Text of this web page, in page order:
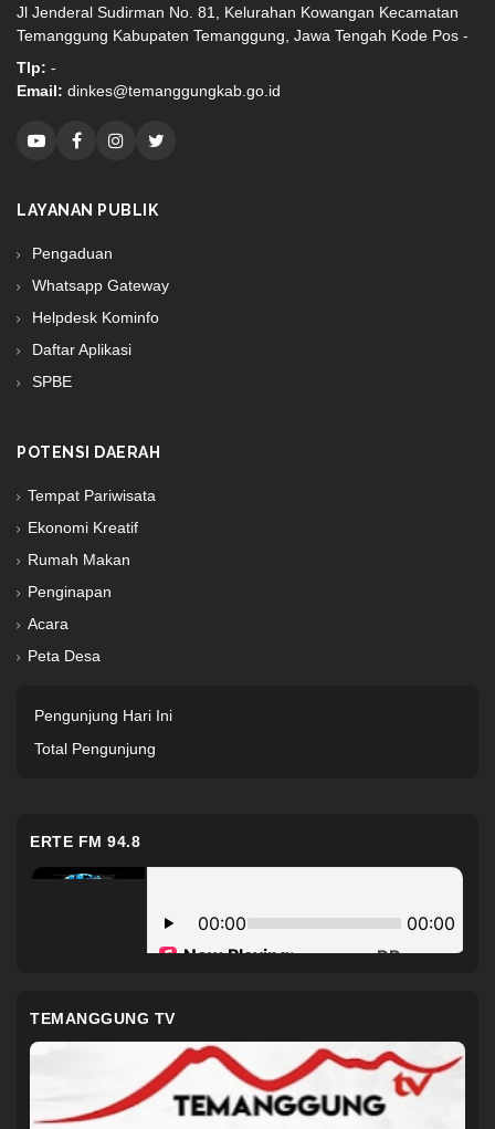
Jl Jenderal Sudirman No. 81, Kelurahan Kowangan Kecamatan
Temanggung Kabupaten Temanggung, Jawa Tengah Kode Pos -
Tlp: -
Email: dinkes@temanggungkab.go.id
LAYANAN PUBLIK
Pengaduan
Whatsapp Gateway
Helpdesk Kominfo
Daftar Aplikasi
SPBE
POTENSI DAERAH
Tempat Pariwisata
Ekonomi Kreatif
Rumah Makan
Penginapan
Acara
Peta Desa
Pengunjung Hari Ini
Total Pengunjung
ERTE FM 94.8
TEMANGGUNG TV